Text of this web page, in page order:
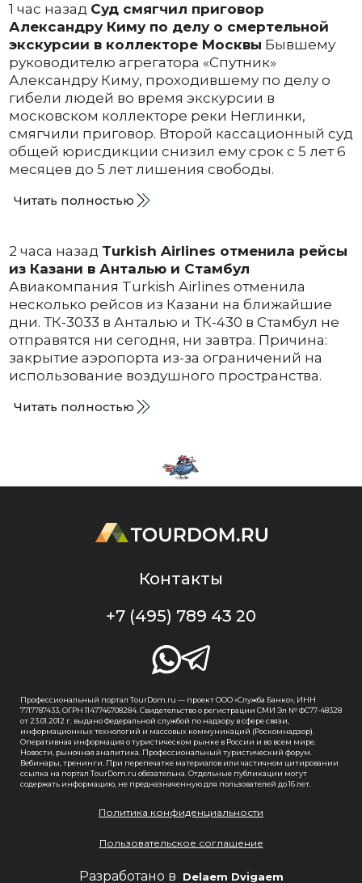
1 час назад Суд смягчил приговор
Александру Киму по делу о смертельной
экскурсии в коллекторе Москвы Бывшему
руководителю агрегатора «Спутник»
Александру Киму, проходившему по делу о
гибели людей во время экскурсии в
московском коллекторе реки Неглинки,
смягчили приговор. Второй кассационный суд
общей юрисдикции снизил ему срок с 5 лет 6
месяцев до 5 лет лишения свободы.
Читать полностью
2 часа назад Turkish Airlines отменила рейсы
из Казани в Анталью и Стамбул
Авиакомпания Turkish Airlines отменила
несколько рейсов из Казани на ближайшие
дни. ТК-3033 в Анталью и ТК-430 в Стамбул не
отправятся ни сегодня, ни завтра. Причина:
закрытие аэропорта из-за ограничений на
использование воздушного пространства.
Читать полностью
Контакты
+7 (495) 789 43 20
Профессиональный портал TourDom.ru — проект ООО «Служба Банко», ИНН
7717787433, ОГРН 1147746708284. Свидетельство о регистрации СМИ Эл № ФС77-48328
от 23.01.2012 г. выдано Федеральной службой по надзору в сфере связи,
информационных технологий и массовых коммуникаций (Роскомнадзор).
Оперативная информация о туристическом рынке в России и во всем мире.
Новости, рыночная аналитика. Профессиональный туристический форум.
Вебинары, тренинги. При перепечатке материалов или частичном цитировании
ссылка на портал TourDom.ru обязательна. Отдельные публикации могут
содержать информацию, не предназначенную для пользователей до 16 лет.
Политика конфиденциальности
Пользовательское соглашение
Разработано в Delaem Dvigaem